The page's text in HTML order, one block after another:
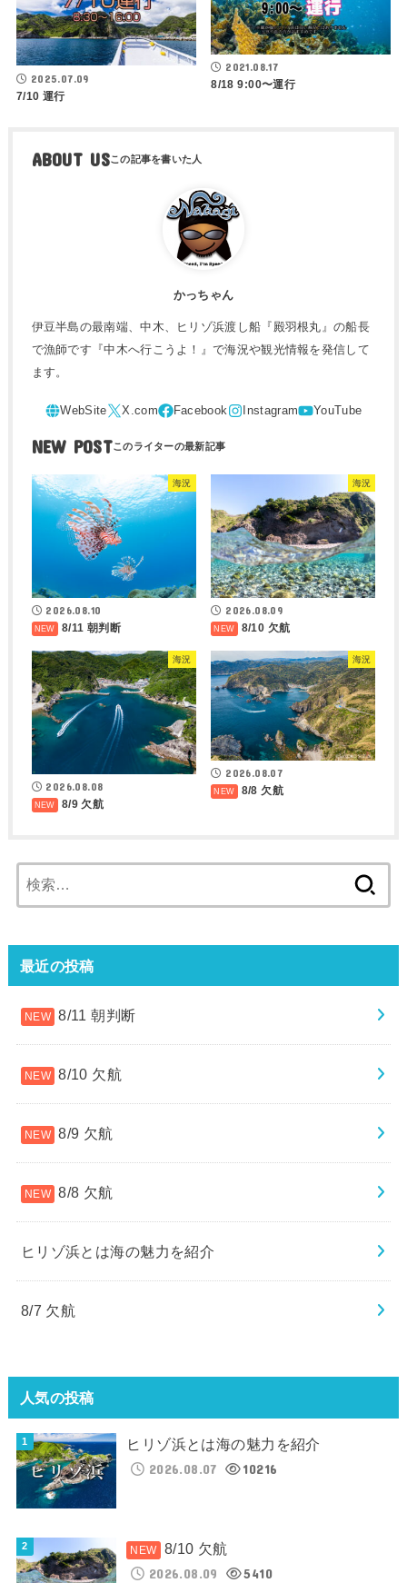
2025.07.09
7/10 運行
2021.08.17
8/18 9:00〜運行
ABOUT US
かっちゃん
伊豆半島の最南端、中木、ヒリゾ浜渡し船『殿羽根丸』の船長
で漁師です『中木へ行こうよ！』で海況や観光情報を発信して
ます。
NEW POST
海況
2026.08.10
8/11 朝判断
海況
2026.08.09
8/10 欠航
海況
2026.08.08
8/9 欠航
海況
2026.08.07
8/8 欠航
索:
最近の投稿
8/11 朝判断
8/10 欠航
8/9 欠航
8/8 欠航
ヒリゾ浜とは海の魅力を紹介
8/7 欠航
人気の投稿
ヒリゾ浜とは海の魅力を紹介
2026.08.07
10216
8/10 欠航
2026.08.09
5410